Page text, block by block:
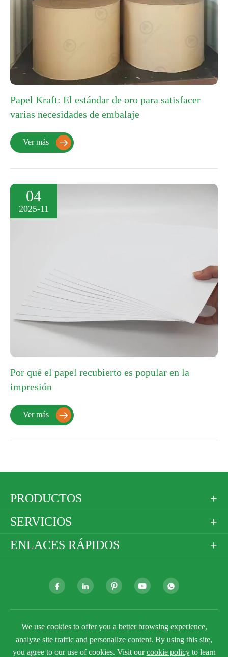
Papel Kraft: El estándar de oro para satisfacer
varias necesidades de embalaje
Ver más 
04
2025-11
Por qué el papel recubierto es popular en la
impresión
Ver más 
PRODUCTOS 
SERVICIOS 
ENLACES RÁPIDOS 
    
Derechos DE AUTOR ©Golden Paper Company
LimitedTodos los derechos reservados.
Sitemap
Política de privacidad

We use cookies to offer you a better browsing experience,
analyze site traffic and personalize content. By using this site,
you agree to our use of cookies. Visit ourcookie policyto learn